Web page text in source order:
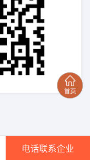
电话联系企业